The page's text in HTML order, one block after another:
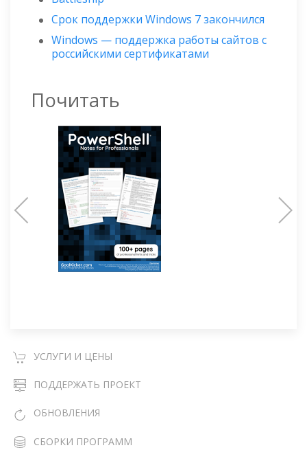
Срок поддержки Windows 7 закончился
Windows — поддержка работы сайтов с
российскими сертификатами
Почитать
УСЛУГИ И ЦЕНЫ
ПОДДЕРЖАТЬ ПРОЕКТ
ОБНОВЛЕНИЯ
СБОРКИ ПРОГРАММ